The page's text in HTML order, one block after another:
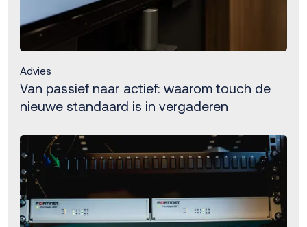
Advies
Van passief naar actief: waarom touch de
nieuwe standaard is in vergaderen